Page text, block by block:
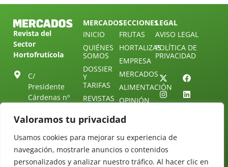
Valoramos tu privacidad
Usamos cookies para mejorar su experiencia de
navegación, mostrarle anuncios o contenidos
personalizados y analizar nuestro tráfico. Al hacer clic en
Revista del
Sector
Hortofrutícola
C/
Presidente
Cárdenas nº
41013
ESPAÑA
Tel: (+34) 954
MERCADOS
INICIO
QUIÉNES
SOMOS
DOSSIER
Y
TARIFAS
REVISTAS
SUSCRIPCIÓN
ÚNETE A
NUESTRO
TELEGRAM
SECCIONES
FRUTAS
HORTALIZAS
EMPRESA
MERCADOS
ALIMENTACIÓN
OPINIÓN
30 DE
30
DIRECTORIO
LEGAL
AVISO LEGAL
POLÍTICA DE
PRIVACIDAD
Diseño web:
Starenlared